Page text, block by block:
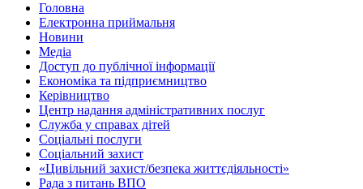
Головна
Електронна приймальня
Новини
Медіа
Доступ до публічної інформації
Економіка та підприємництво
Керівництво
Центр надання адміністративних послуг
Служба у справах дітей
Соціальні послуги
Соціальний захист
«Цивільний захист/безпека життєдіяльності»
Рада з питань ВПО